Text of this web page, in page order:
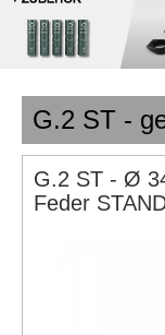
G.2 ST -
G.2 ST - Ø
Feder